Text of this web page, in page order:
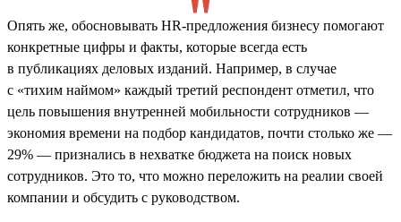
Опять же, обосновывать HR-предложения бизнесу помогают
конкретные цифры и факты, которые всегда есть
в публикациях деловых изданий. Например, в случае
с «тихим наймом» каждый третий респондент отметил, что
цель повышения внутренней мобильности сотрудников —
экономия времени на подбор кандидатов, почти столько же —
29% — признались в нехватке бюджета на поиск новых
сотрудников. Это то, что можно переложить на реалии своей
компании и обсудить с руководством.